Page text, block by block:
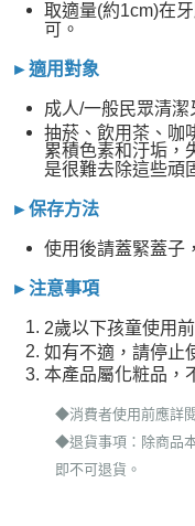
取適量(約1cm)在
可。
►適用對象
成人/一般民眾清潔
抽菸、飲用茶、咖
累積色素和汙垢，
是很難去除這些頑
►保存方法
使用後請蓋緊蓋子
►注意事項
2歲以下孩童使用
如有不適，請停止
本產品屬化粧品，
◆消費者使用前應詳
◆退貨事項：除商品
即不可退貨。